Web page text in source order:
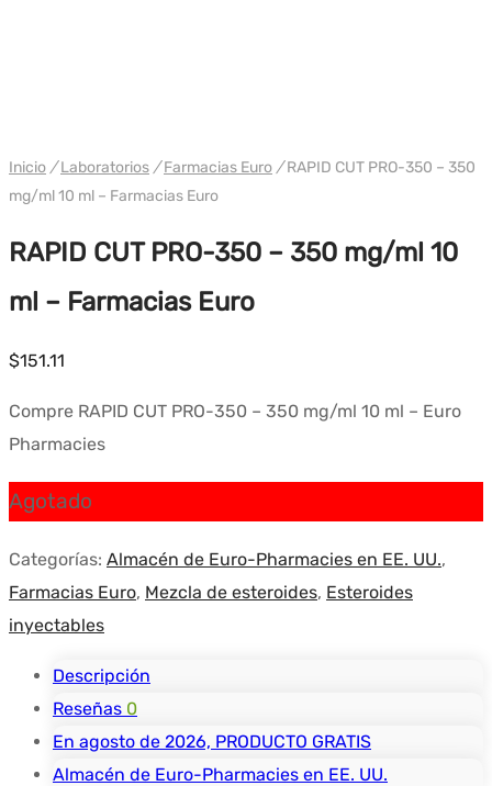
Inicio / Laboratorios / Farmacias Euro /RAPID CUT PRO-350 – 350
mg/ml 10 ml – Farmacias Euro
RAPID CUT PRO-350 – 350 mg/ml 10
ml – Farmacias Euro
$151.11
Compre RAPID CUT PRO-350 – 350 mg/ml 10 ml – Euro
Pharmacies
Agotado
Categorías: Almacén de Euro-Pharmacies en EE. UU.,
Farmacias Euro, Mezcla de esteroides, Esteroides
inyectables
Descripción
Reseñas 0
En agosto de 2026, PRODUCTO GRATIS
Almacén de Euro-Pharmacies en EE. UU.